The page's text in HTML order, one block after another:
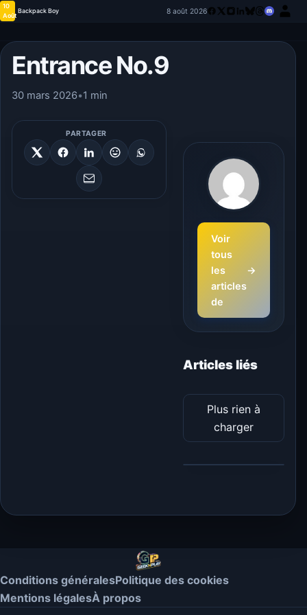
10
Août
Backpack Boy 8 août 2026
Entrance No.9
30 mars 2026•1 min
PARTAGER
Voir
tous
les
articles
de
→
Articles liés
Plus rien à
charger
Conditions généralesPolitique des cookies
Mentions légalesÀ propos